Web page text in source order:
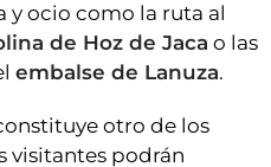
y ocio como la ruta al
de Hoz de Jaca o las
embalse de Lanuza.
otro de los
visitantes podrán